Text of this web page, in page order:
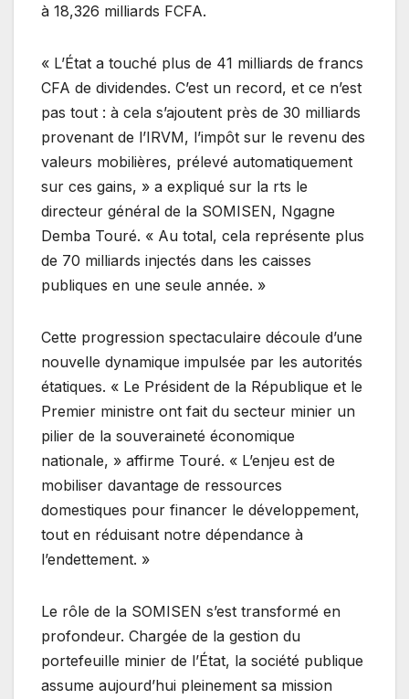
à 18,326 milliards FCFA.
« L’État a touché plus de 41 milliards de francs
CFA de dividendes. C’est un record, et ce n’est
pas tout : à cela s’ajoutent près de 30 milliards
provenant de l’IRVM, l’impôt sur le revenu des
valeurs mobilières, prélevé automatiquement
sur ces gains, » a expliqué sur la rts le
directeur général de la SOMISEN, Ngagne
Demba Touré. « Au total, cela représente plus
de 70 milliards injectés dans les caisses
publiques en une seule année. »
Cette progression spectaculaire découle d’une
nouvelle dynamique impulsée par les autorités
étatiques. « Le Président de la République et le
Premier ministre ont fait du secteur minier un
pilier de la souveraineté économique
nationale, » affirme Touré. « L’enjeu est de
mobiliser davantage de ressources
domestiques pour financer le développement,
tout en réduisant notre dépendance à
l’endettement. »
Le rôle de la SOMISEN s’est transformé en
profondeur. Chargée de la gestion du
portefeuille minier de l’État, la société publique
assume aujourd’hui pleinement sa mission